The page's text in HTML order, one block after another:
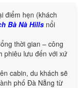
điểm hẹn (khách
Bà Nà Hills nổi
thời gian – công
phiêu lưu đến với xứ
cabin, du khách sẽ
phố Đà Nẵng từ